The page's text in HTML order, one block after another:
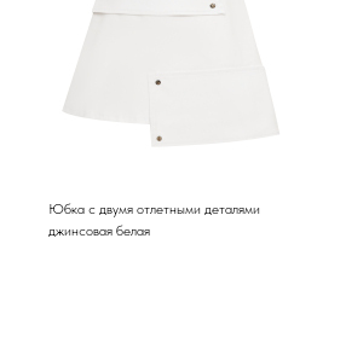
Юбка с двумя отлетными деталями
джинсовая белая